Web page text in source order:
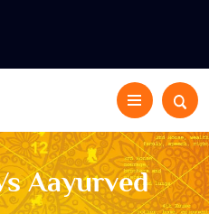
Aayurved